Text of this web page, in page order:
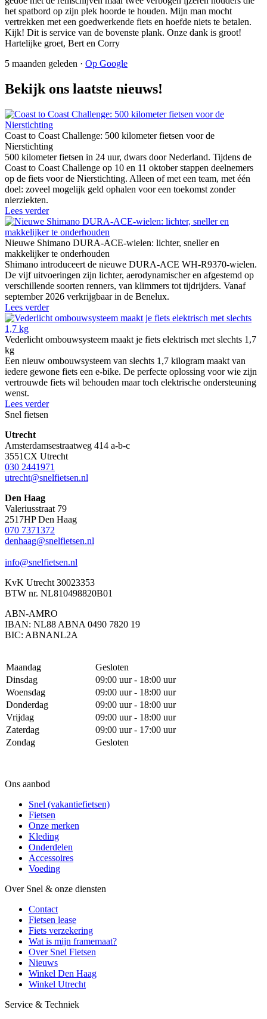
het spatbord op zijn plek hoorde te houden. Mijn man mocht
vertrekken met een goedwerkende fiets en hoefde niets te betalen.
Kijk! Dit is service van de bovenste plank. Onze dank is groot!
Hartelijke groet, Bert en Corry
5 maanden geleden · Op Google
Bekijk ons laatste nieuws!
Coast to Coast Challenge: 500 kilometer fietsen voor de
Nierstichting
500 kilometer fietsen in 24 uur, dwars door Nederland. Tijdens de
Coast to Coast Challenge op 10 en 11 oktober stappen deelnemers
op de fiets voor de Nierstichting. Alleen of met een team, met één
doel: zoveel mogelijk geld ophalen voor een toekomst zonder
nierziekten.
Lees verder
Nieuwe Shimano DURA-ACE-wielen: lichter, sneller en
makkelijker te onderhouden
Shimano introduceert de nieuwe DURA-ACE WH-R9370-wielen.
De vijf uitvoeringen zijn lichter, aerodynamischer en afgestemd op
verschillende soorten renners, van klimmers tot tijdrijders. Vanaf
september 2026 verkrijgbaar in de Benelux.
Lees verder
Vederlicht ombouwsysteem maakt je fiets elektrisch met slechts 1,7
kg
Een nieuw ombouwsysteem van slechts 1,7 kilogram maakt van
iedere gewone fiets een e-bike. De perfecte oplossing voor wie zijn
vertrouwde fiets wil behouden maar toch elektrische ondersteuning
wenst.
Lees verder
Snel fietsen
Utrecht
Amsterdamsestraatweg 414 a-b-c
3551CX Utrecht
030 2441971
utrecht@snelfietsen.nl
Den Haag
Valeriusstraat 79
2517HP Den Haag
070 7371372
denhaag@snelfietsen.nl
info@snelfietsen.nl
KvK Utrecht 30023353
BTW nr. NL810498820B01
ABN-AMRO
IBAN: NL88 ABNA 0490 7820 19
BIC: ABNANL2A
Maandag
Gesloten
Dinsdag
09:00 uur - 18:00 uur
Woensdag
09:00 uur - 18:00 uur
Donderdag
09:00 uur - 18:00 uur
Vrijdag
09:00 uur - 18:00 uur
Zaterdag
09:00 uur - 17:00 uur
Zondag
Gesloten
Ons aanbod
Snel (vakantiefietsen)
Fietsen
Onze merken
Kleding
Onderdelen
Accessoires
Voeding
Over Snel & onze diensten
Contact
Fietsen lease
Fiets verzekering
Wat is mijn framemaat?
Over Snel Fietsen
Nieuws
Winkel Den Haag
Winkel Utrecht
Service & Techniek